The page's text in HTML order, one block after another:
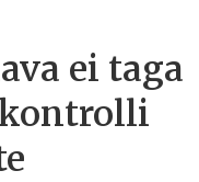
ei taga